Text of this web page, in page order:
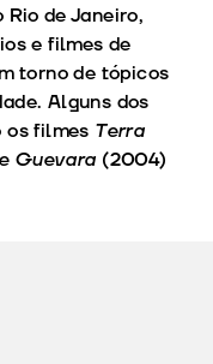
de Janeiro,
e filmes de
torno de tópicos
Alguns dos
os filmes Terra
Guevara (2004)